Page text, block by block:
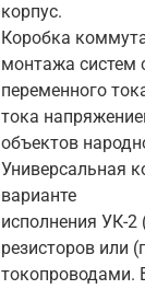
корпус.
Коробка
монтажа систем
переменного
тока
объектов
Универсальная
варианте
исполнения УК-2
резисторов или
токопроводами.